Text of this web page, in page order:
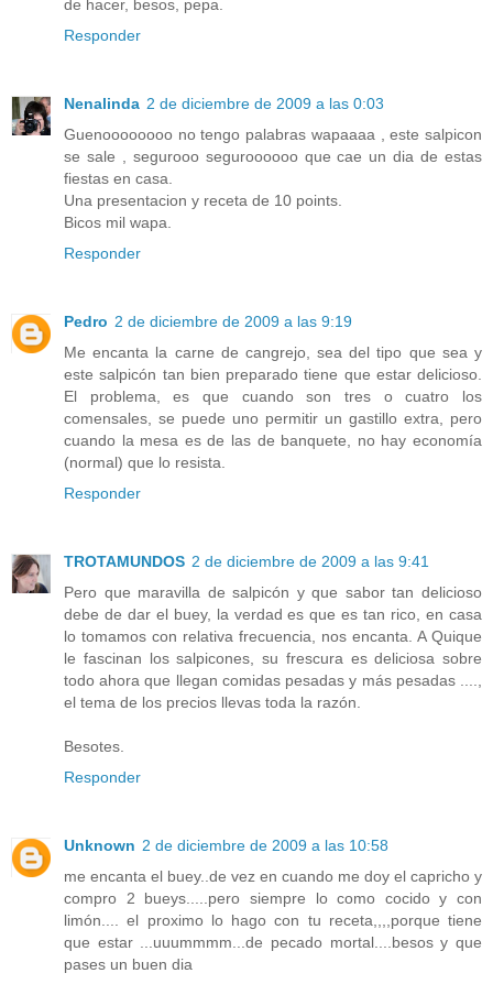
de hacer, besos, pepa.
Responder
Nenalinda 2 de diciembre de 2009 a las 0:03
Guenoooooooo no tengo palabras wapaaaa , este salpicon
se sale , segurooo seguroooooo que cae un dia de estas
fiestas en casa.
Una presentacion y receta de 10 points.
Bicos mil wapa.
Responder
Pedro 2 de diciembre de 2009 a las 9:19
Me encanta la carne de cangrejo, sea del tipo que sea y
este salpicón tan bien preparado tiene que estar delicioso.
El problema, es que cuando son tres o cuatro los
comensales, se puede uno permitir un gastillo extra, pero
cuando la mesa es de las de banquete, no hay economía
(normal) que lo resista.
Responder
TROTAMUNDOS 2 de diciembre de 2009 a las 9:41
Pero que maravilla de salpicón y que sabor tan delicioso
debe de dar el buey, la verdad es que es tan rico, en casa
lo tomamos con relativa frecuencia, nos encanta. A Quique
le fascinan los salpicones, su frescura es deliciosa sobre
todo ahora que llegan comidas pesadas y más pesadas ....,
el tema de los precios llevas toda la razón.
Besotes.
Responder
Unknown 2 de diciembre de 2009 a las 10:58
me encanta el buey..de vez en cuando me doy el capricho y
compro 2 bueys.....pero siempre lo como cocido y con
limón.... el proximo lo hago con tu receta,,,,porque tiene
que estar ...uuummmm...de pecado mortal....besos y que
pases un buen dia